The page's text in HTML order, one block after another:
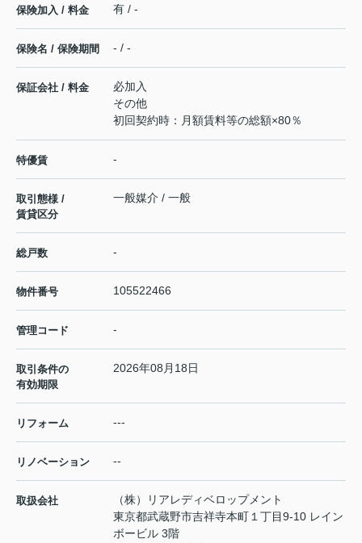
保険加入 / 料金 有 / -
保険名 / 保険期間 - / -
保証会社 / 料金
必加入
その他
初回契約時：月額賃料等の総額×80％
特優賃 -
取引態様 /
賃貸区分
一般媒介 / 一般
総戸数 -
物件番号 105522466
管理コード -
取引条件の
有効期限
2026年08月18日
リフォーム ---
リノベーション --
取扱会社
（株）リアレディベロップメント
東京都武蔵野市吉祥寺本町１丁目9-10 レイン
ボービル 3階